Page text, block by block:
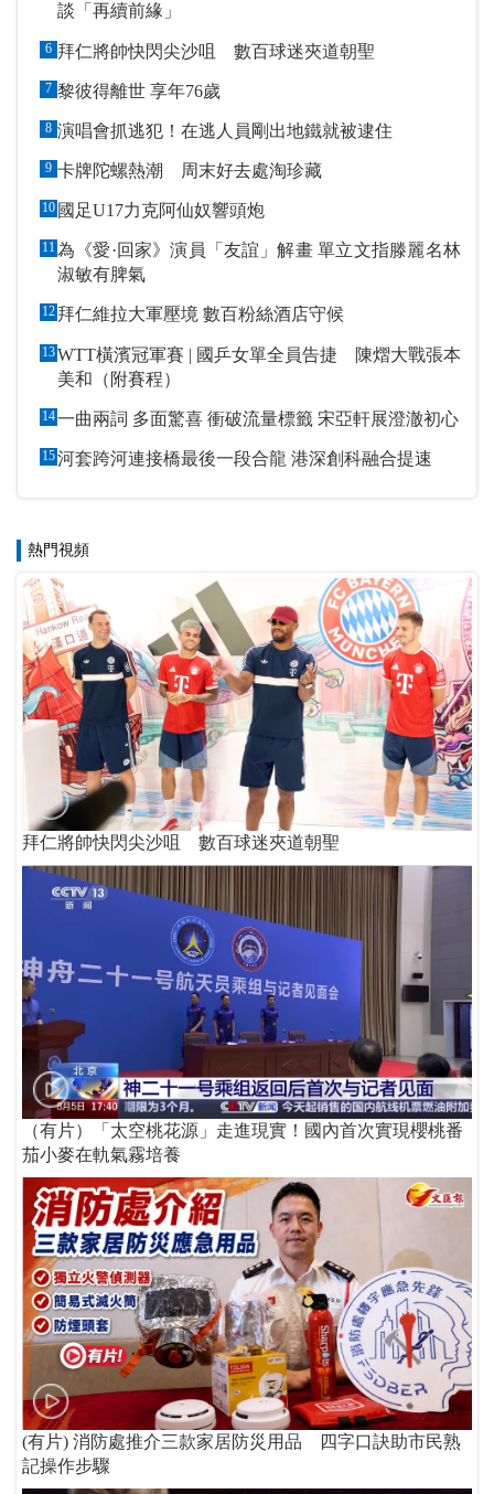
談「再續前緣」
6 拜仁將帥快閃尖沙咀 數百球迷夾道朝聖
7 黎彼得離世 享年76歲
8 演唱會抓逃犯！在逃人員剛出地鐵就被逮住
9 卡牌陀螺熱潮 周末好去處淘珍藏
10 國足U17力克阿仙奴響頭炮
11為《愛·回家》演員「友誼」解畫 單立文指滕麗名林
淑敏有脾氣
12 拜仁維拉大軍壓境 數百粉絲酒店守候
13WTT橫濱冠軍賽 | 國乒女單全員告捷 陳熠大戰張本
美和（附賽程）
14 一曲兩詞 多面驚喜 衝破流量標籤 宋亞軒展澄澈初心
15 河套跨河連接橋最後一段合龍 港深創科融合提速
熱門視頻
拜仁將帥快閃尖沙咀 數百球迷夾道朝聖
（有片）「太空桃花源」走進現實！國內首次實現櫻桃番
茄小麥在軌氣霧培養
(有片) 消防處推介三款家居防災用品 四字口訣助市民熟
記操作步驟